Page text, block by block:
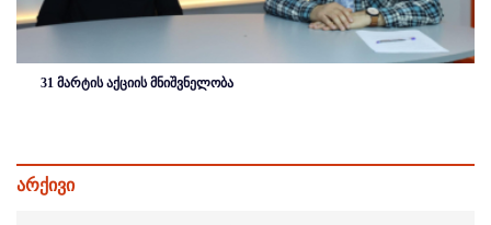
31 მარტის აქციის მნიშვნელობა
არქივი